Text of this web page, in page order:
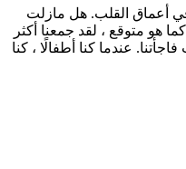
في أعماق القلب. هل مازلت
هو متوقع ، لقد جمعنا أكثر
عندما كنا أطفالًا ، كنا